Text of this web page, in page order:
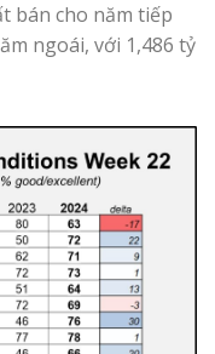
bán cho năm tiếp
ngoái, với 1,486 tỷ